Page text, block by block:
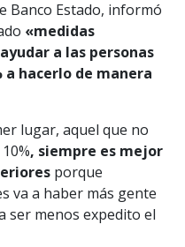
Banco Estado, informó
«medidas
a las personas
hacerlo de manera
lugar, aquel que no
, siempre es mejor
porque
va a haber más gente
ser menos expedito el